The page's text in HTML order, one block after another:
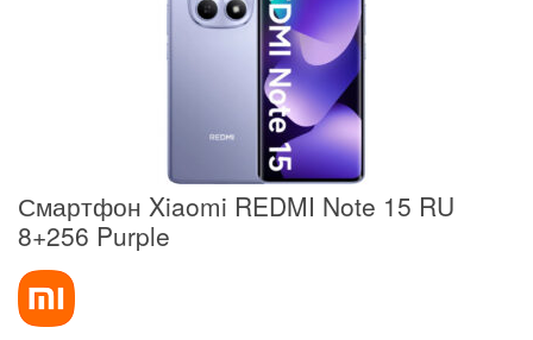
Смартфон Xiaomi REDMI Note 15 RU
8+256 Purple